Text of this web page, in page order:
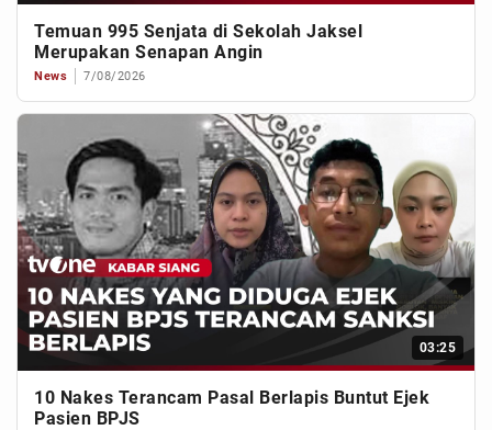
Temuan 995 Senjata di Sekolah Jaksel
Merupakan Senapan Angin
News 7/08/2026
03:25
10 Nakes Terancam Pasal Berlapis Buntut Ejek
Pasien BPJS